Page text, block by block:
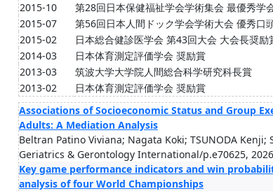
2015-10
第28回日本保健福祉学会学術集会 最優秀学
2015-07
第56回日本人間ドック学会学術大会 優秀口
2015-02
日本総合健診医学会 第43回大会 大会長奨励
2014-03
日本体育測定評価学会 奨励賞
2013-03
筑波大学大学院人間総合科学研究科長賞
2013-02
日本体育測定評価学会 奨励賞
Associations of Socioeconomic Status and Group
Adults: A Mediation Analysis
Beltran Patino Viviana; Nagata Koki; TSUNODA Kenji;
Geriatrics & Gerontology International/p.e70625,
Key game performance indicators and win
analysis of four World Championships